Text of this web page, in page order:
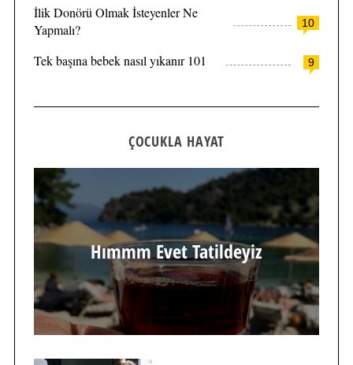
10
İlik Donörü Olmak İsteyenler Ne
Yapmalı?
9
Tek başına bebek nasıl yıkanır 101
ÇOCUKLA HAYAT
Hımmm Evet Tatildeyiz